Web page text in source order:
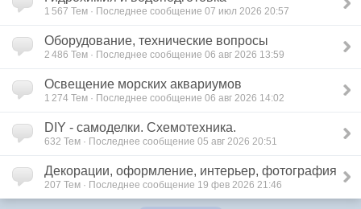
1 567 Тем · Последнее сообщение 07 июл 2026 20:57
Оборудование, технические вопросы
2 486 Тем · Последнее сообщение 06 авг 2026 13:59
Освещение морских аквариумов
1 274 Тем · Последнее сообщение 06 авг 2026 14:02
DIY - самоделки. Схемотехника.
632 Тем · Последнее сообщение 05 авг 2026 20:51
Декорации, оформление, интерьер, фотография
207 Тем · Последнее сообщение 19 фев 2026 21:46